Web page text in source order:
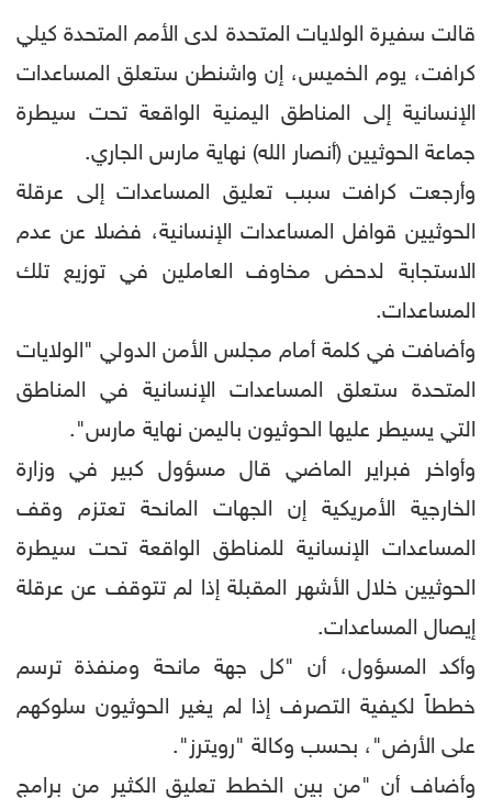
قالت سفيرة الولايات المتحدة لدى الأمم المتحدة كيلي
كرافت، يوم الخميس، إن واشنطن ستعلق المساعدات
الإنسانية إلى المناطق اليمنية الواقعة تحت سيطرة
جماعة الحوثيين (أنصار الله) نهاية مارس الجاري.
وأرجعت كرافت سبب تعليق المساعدات إلى عرقلة
الحوثيين قوافل المساعدات الإنسانية، فضلا عن عدم
الاستجابة لدحض مخاوف العاملين في توزيع تلك
المساعدات.
وأضافت في كلمة أمام مجلس الأمن الدولي "الولايات
المتحدة ستعلق المساعدات الإنسانية في المناطق
التي يسيطر عليها الحوثيون باليمن نهاية مارس".
وأواخر فبراير الماضي قال مسؤول كبير في وزارة
الخارجية الأمريكية إن الجهات المانحة تعتزم وقف
المساعدات الإنسانية للمناطق الواقعة تحت سيطرة
الحوثيين خلال الأشهر المقبلة إذا لم تتوقف عن عرقلة
إيصال المساعدات.
وأكد المسؤول، أن "كل جهة مانحة ومنفذة ترسم
خططاً لكيفية التصرف إذا لم يغير الحوثيون سلوكهم
على الأرض"، بحسب وكالة "رويترز".
وأضاف أن "من بين الخطط تعليق الكثير من برامج